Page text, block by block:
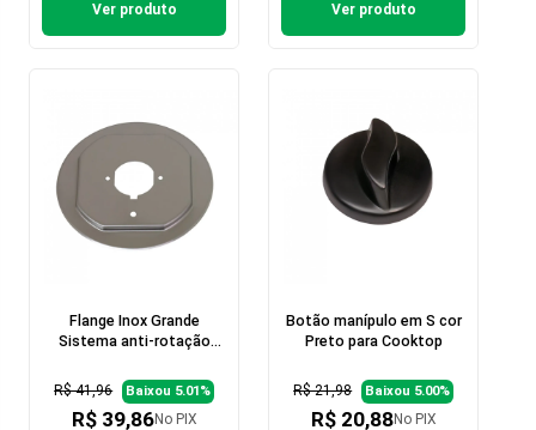
Ver produto Ver produto
Flange Inox Grande
Sistema anti-rotação
R$ 41,96 Baixou 5.01%
R$ 39,86No PIX
Botão manípulo em S cor
Preto para Cooktop
R$ 21,98 Baixou 5.00%
R$ 20,88No PIX